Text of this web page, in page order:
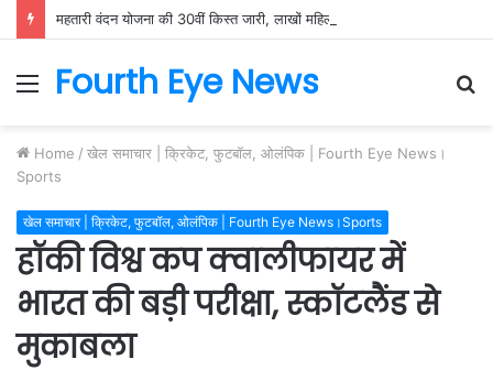
Menu
Fourth Eye News
Home / खेल समाचार | क्रिकेट, फुटबॉल, ओलंपिक | Fourth Eye News।
Sports
खेल समाचार | क्रिकेट, फुटबॉल, ओलंपिक | Fourth Eye News।Sports
हॉकी विश्व कप क्वालीफायर में
भारत की बड़ी परीक्षा, स्कॉटलैंड से
मुकाबला